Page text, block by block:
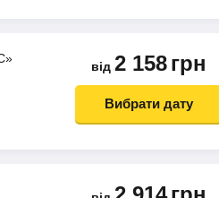
від 2 158грн
Вибрати дату